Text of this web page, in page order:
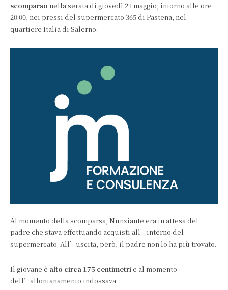
scomparso nella serata di giovedì 21 maggio, intorno alle ore
20:00, nei pressi del supermercato 365 di Pastena, nel
quartiere Italia di Salerno.
Al momento della scomparsa, Nunziante era in attesa del
padre che stava effettuando acquisti all’interno del
supermercato. All’uscita, però, il padre non lo ha più trovato.
Il giovane è alto circa 175 centimetrie al momento
dell’allontanamento indossava: